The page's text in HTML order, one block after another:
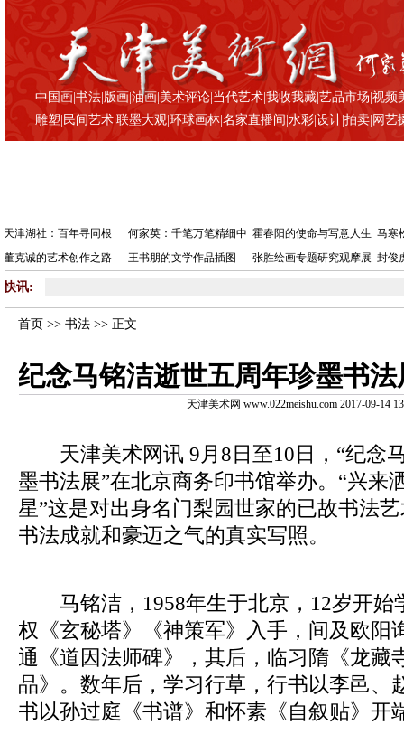
中国画 |书法 版画 |油画 |美术评论 当代艺术 |我收我藏 |艺品市场 |视频
雕塑 民间艺术 |联墨大观 |环球画林 |名家直播间 |水彩 |设计 |拍卖 网艺
天津湖社：百年寻同根 何家英：千笔万笔精细中 霍春阳的使命与写意人生 马寒
董克诚的艺术创作之路
王书朋的文学作品插图 张胜绘画专题研究观摩展 封俊
快讯:
首页 >>书法 >> 正文
纪念马铭洁逝世五周年珍墨书
天津美术网 www.022meishu.com 2017-09-14
天津美术网讯 9月8日至10日，“纪念
墨书法展”在北京商务印书馆举办。“兴来
星”这是对出身名门梨园世家的已故书法
书法成就和豪迈之气的真实写照。
马铭洁，1958年生于北京，12岁开始
权《玄秘塔》《神策军》入手，间及欧阳
通《道因法师碑》，其后，临习隋《龙藏
品》。数年后，学习行草，行书以李邑、
书以孙过庭《书谱》和怀素《自叙贴》开